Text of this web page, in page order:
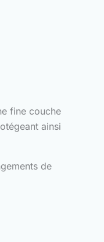
fine couche
ainsi
de